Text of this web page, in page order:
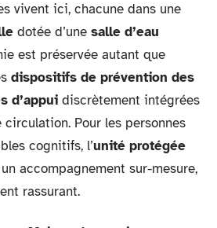
vivent ici, chacune dans une
dotée d’une salle d’eau
est préservée autant que
dispositifs de prévention des
d’appui discrètement intégrées
Pour les personnes
cognitifs, l’unité protégée
accompagnement sur-mesure,
rassurant.